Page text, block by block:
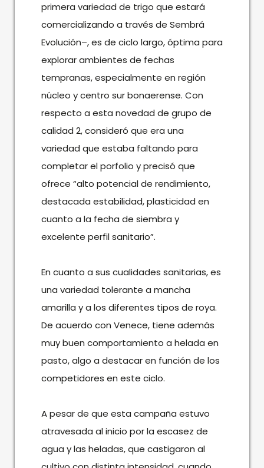
primera variedad de trigo que estará
comercializando a través de Sembrá
Evolución–, es de ciclo largo, óptima para
explorar ambientes de fechas
tempranas, especialmente en región
núcleo y centro sur bonaerense. Con
respecto a esta novedad de grupo de
calidad 2, consideró que era una
variedad que estaba faltando para
completar el porfolio y precisó que
ofrece “alto potencial de rendimiento,
destacada estabilidad, plasticidad en
cuanto a la fecha de siembra y
excelente perfil sanitario”.
En cuanto a sus cualidades sanitarias, es
una variedad tolerante a mancha
amarilla y a los diferentes tipos de roya.
De acuerdo con Venece, tiene además
muy buen comportamiento a helada en
pasto, algo a destacar en función de los
competidores en este ciclo.
A pesar de que esta campaña estuvo
atravesada al inicio por la escasez de
agua y las heladas, que castigaron al